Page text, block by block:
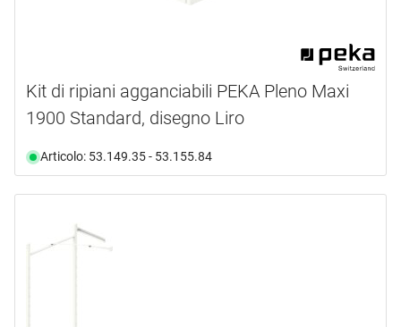
Kit di ripiani agganciabili PEKA Pleno Maxi
1900 Standard, disegno Liro
Articolo: 53.149.35 - 53.155.84